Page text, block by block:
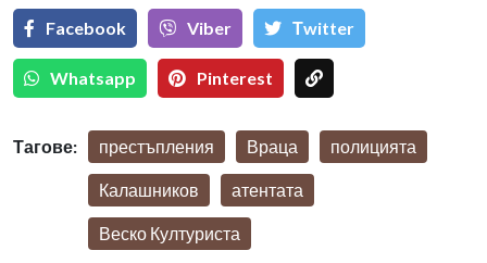
Facebook Viber Тwitter
Whatsapp Pinterest
Тагове: престъпления Враца полицията
Калашников атентата
Веско Културиста